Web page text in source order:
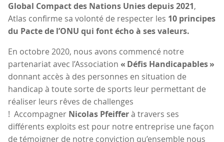
Global Compact des Nations Unies depuis 2021,
Atlas confirme sa volonté de respecter les 10 principes
du Pacte de l’ONU qui font écho à ses valeurs.
En octobre 2020, nous avons commencé notre
partenariat avec l’Association « Défis Handicapables »
donnant accès à des personnes en situation de
handicap à toute sorte de sports leur permettant de
réaliser leurs rêves de challenges
! Accompagner Nicolas Pfeifferà travers ses
différents exploits est pour notre entreprise une façon
de témoigner de notre conviction qu’ensemble nous